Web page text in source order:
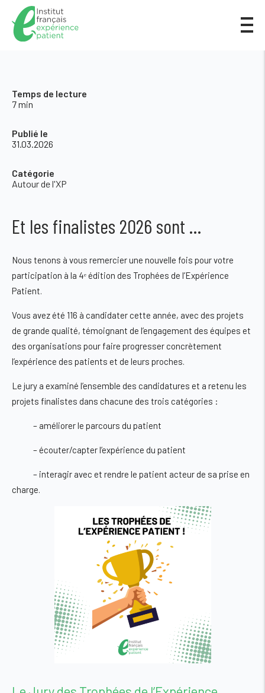
Temps de lecture
7 min
Publié le
31.03.2026
Catégorie
Autour de l'XP
Et les finalistes 2026 sont …
Nous tenons à vous remercier une nouvelle fois pour votre
participation à la 4ᵉ édition des Trophées de l’Expérience
Patient.
Vous avez été 116 à candidater cette année, avec des projets
de grande qualité, témoignant de l’engagement des équipes et
des organisations pour faire progresser concrètement
l’expérience des patients et de leurs proches.
Le jury a examiné l’ensemble des candidatures et a retenu les
projets finalistes dans chacune des trois catégories :
– améliorer le parcours du patient
–écouter/capter l’expérience du patient
– interagir avec et rendre le patient acteur de sa prise en
charge.